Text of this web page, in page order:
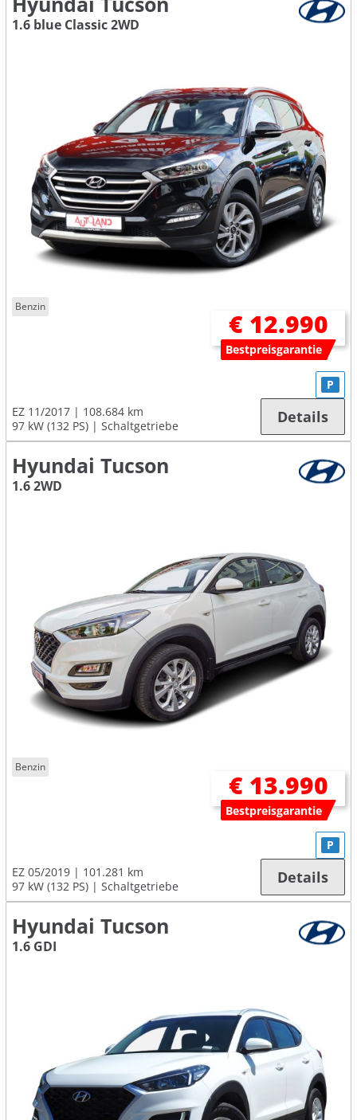
1.6 blue Classic 2WD
Benzin
€ 12.990
Bestpreisgarantie
EZ 11/2017
108.684 km
97 kW (132 PS)
Schaltgetriebe
P
Details
Hyundai Tucson
1.6 2WD
Benzin
€ 13.990
Bestpreisgarantie
EZ 05/2019
101.281 km
97 kW (132 PS)
Schaltgetriebe
P
Details
Hyundai Tucson
1.6 GDI